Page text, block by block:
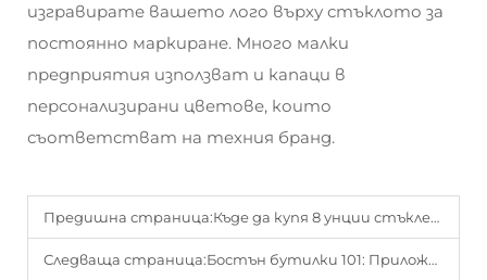
изгравирате вашето лого върху стъклото за
постоянно маркиране. Много малки
предприятия използват и капаци в
персонализирани цветове, които
съответстват на техния бранд.
Предишна страница:Къде да купя 8 унции стъклени квасни съдове на едро за консервиране и ръчна изработка
Следваща страница:Бостън бутилки 101: Приложение, предимства и къде да купувате